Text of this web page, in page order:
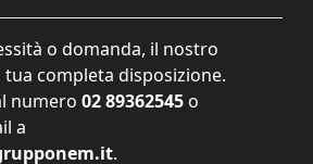
o domanda, il nostro
completa disposizione.
numero 02 89362545 o
a
.